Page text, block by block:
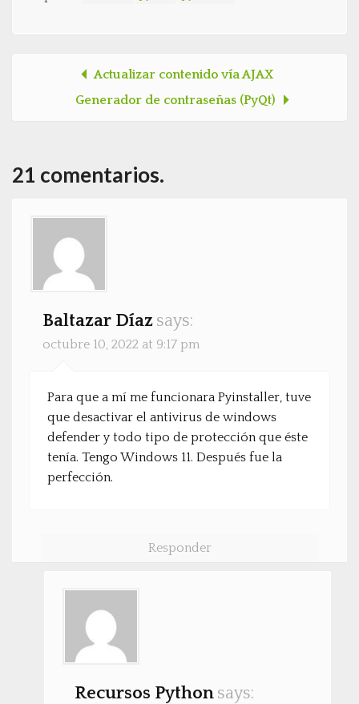
Post navigation
Actualizar contenido vía AJAX
Generador de contraseñas (PyQt)
21 comentarios.
Baltazar Díaz says:
octubre 10, 2022 at 9:17 pm
Para que a mí me funcionara Pyinstaller, tuve
que desactivar el antivirus de windows
defender y todo tipo de protección que éste
tenía. Tengo Windows 11. Después fue la
perfección.
Responder
Recursos Python says: